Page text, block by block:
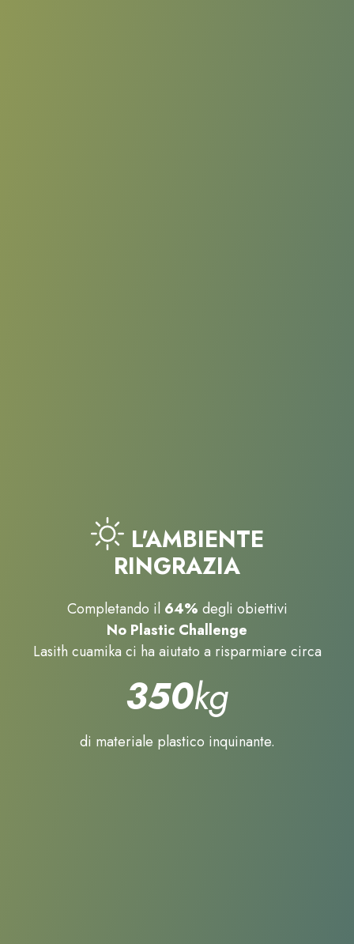
L'AMBIENTE
RINGRAZIA
Completando il 64% degli obiettivi
No Plastic Challenge
Lasith cuamika ci ha aiutato a risparmiare circa
350kg
di materiale plastico inquinante.